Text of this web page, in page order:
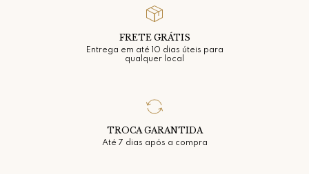
FRETE GRÁTIS
Entrega em até 10 dias úteis para
qualquer local
TROCA GARANTIDA
Até 7 dias após a compra